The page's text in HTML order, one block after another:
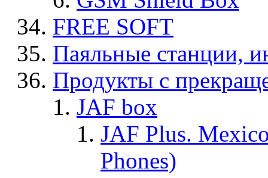
FREE SOFT
Паяльные станции,
Продукты с
JAF box
JAF Plus.
Phones)